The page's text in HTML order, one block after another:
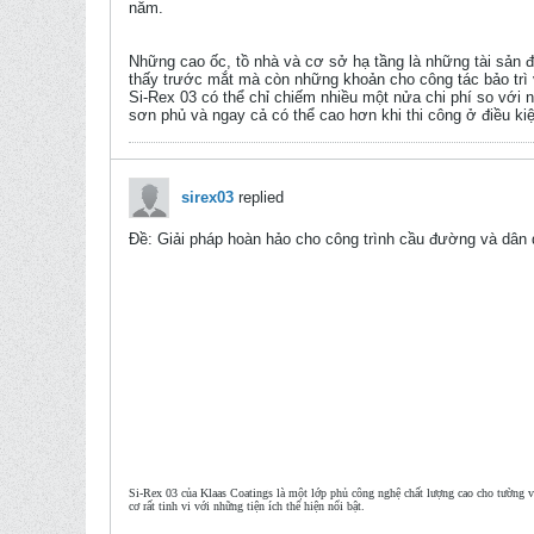
năm.
Những cao ốc, tồ nhà và cơ sở hạ tầng là những tài sản
thấy trước mắt mà còn những khoản cho công tác bảo trì
Si-Rex 03 có thể chỉ chiếm nhiều một nửa chi phí so với
sơn phủ và ngay cả có thể cao hơn khi thi công ở điều
sirex03 replied
Ðề: Giải pháp hoàn hảo cho công trình cầu đường và dân
Si-Rex 03 của Klaas Coatings là một lớp phủ công nghệ chất lượng cao cho
cơ rất tinh vi với những tiện ích thể hiện nổi bật.